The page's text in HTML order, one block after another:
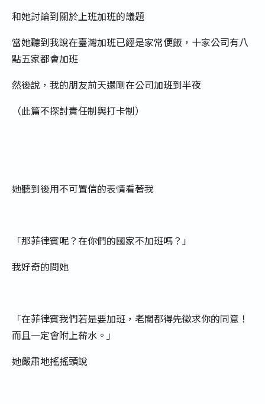
和她討論到關於上班加班的議題
當她聽到我說在臺灣加班已經是家常便飯，十家公司有八
點五家都會加班
然後說，我的朋友前天還剛在公司加班到半夜
（此篇不探討責任制與打卡制）
她聽到後用不可置信的表情看著我
「那菲律賓呢？在你們的國家不加班嗎？」
我好奇的問她
「在菲律賓我們若是要加班，老闆都得先徵求你的同意！
而且一定會附上薪水。」
她嚴肅地搖搖頭說